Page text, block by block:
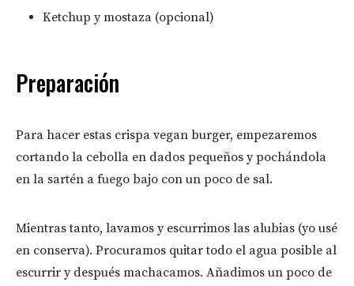
Ketchup y mostaza (opcional)
Preparación
Para hacer estas crispa vegan burger, empezaremos
cortando la cebolla en dados pequeños y pochándola
en la sartén a fuego bajo con un poco de sal.
Mientras tanto, lavamos y escurrimos las alubias (yo usé
en conserva). Procuramos quitar todo el agua posible al
escurrir y después machacamos. Añadimos un poco de